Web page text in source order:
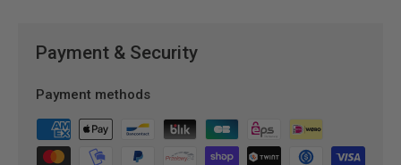
Payment & Security
Payment methods